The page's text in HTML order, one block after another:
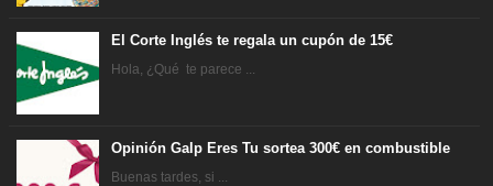
El Corte Inglés te regala un cupón de 15€
Hola, ¿Qué te parece ...
Opinión Galp Eres Tu sortea 300€ en combustible
Buenas tardes, si ...